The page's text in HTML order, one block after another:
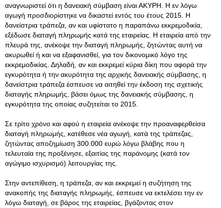
αναγνωριστεί ότι η δανειακή σύμβαση είναι ΑΚΥΡΗ. Η εν λόγω
αγωγή προσδιορίστηκε να δικαστεί εντός του έτους 2015. Η
δανείστρια τράπεζα, αν και υφίστατο η παραπάνω εκκρεμοδικία,
εξέδωσε διαταγή πληρωμής κατά της εταιρείας. Η εταιρεία από την
πλευρά της, ανέκοψε την διαταγή πληρωμής, ζητώντας αυτή να
ακυρωθεί ή και να εξαφανισθεί, για τον δικονομικό λόγο της
εκκρεμοδικίας. Δηλαδή, αν και εκκρεμεί κύρια δίκη που αφορά την
εγκυρότητα ή την ακυρότητα της αρχικής δανειακής σύμβασης, η
δανείστρια τράπεζα έσπευσε να αιτηθεί την έκδοση της σχετικής
διαταγής πληρωμής, βάσει όμως της δανειακής σύμβασης, η
εγκυρότητα της οποίας συζητείται το 2015.
Σε τρίτο χρόνο και αφού η εταιρεία ανέκοψε την προαναφερθείσα
διαταγή πληρωμής, κατέθεσε νέα αγωγή, κατά της τράπεζας,
ζητώντας αποζημίωση 300.000 ευρώ λόγω βλάβης που η
τελευταία της προξένησε, εξαιτίας της παράνομης (κατά τον
αγώγιμο ισχυρισμό) λειτουργίας της.
Στην αντεπίθεση, η τράπεζα, αν και εκκρεμεί η συζήτηση της
ανακοπής της διαταγής πληρωμής, έσπευσε να εκτελέσει την εν
λόγω διαταγή, σε βάρος της εταιρείας, βγάζοντας στον